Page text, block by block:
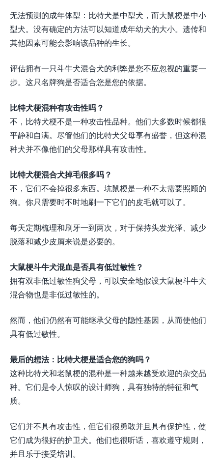
无法预测的成年体型：比特犬是中型犬，而大鼠梗是中小
型犬。没有确定的方法可以知道成年幼犬的大小。遗传和
其他因素可能会影响该品种的生长。
评估拥有一只斗牛犬混合犬的利弊是您不应忽视的重要一
步。这只名牌狗是否适合您是您的依据。
比特犬梗混种有攻击性吗？
不，比特犬梗不是一种攻击性品种。他们大多数时候都很
平静和自满。尽管他们的比特犬父母享有盛誉，但这种混
种犬并不像他们的父母那样具有攻击性。
比特犬梗混合犬掉毛很多吗？
不，它们不会掉很多东西。坑鼠梗是一种不太需要照顾的
狗。你只需要时不时地刷一下它们的皮毛就可以了。
每天定期梳理和刷牙一到两次，对于保持头发光泽、减少
脱落和减少皮屑来说是必要的。
大鼠梗斗牛犬混血是否具有低过敏性？
拥有双非低过敏性狗父母，可以安全地假设大鼠梗斗牛犬
混合物也是非低过敏性的。
然而，他们仍然有可能继承父母的隐性基因，从而使他们
具有低过敏性。
最后的想法：比特犬梗是适合您的狗吗？
这种比特犬和老鼠梗的混种是一种越来越受欢迎的杂交品
种。它们是令人惊叹的设计师狗，具有独特的特征和气
质。
它们并不具有攻击性，但它们很勇敢并且具有保护性，使
它们成为很好的护卫犬。他们也很听话，喜欢遵守规则，
并且乐于接受培训。